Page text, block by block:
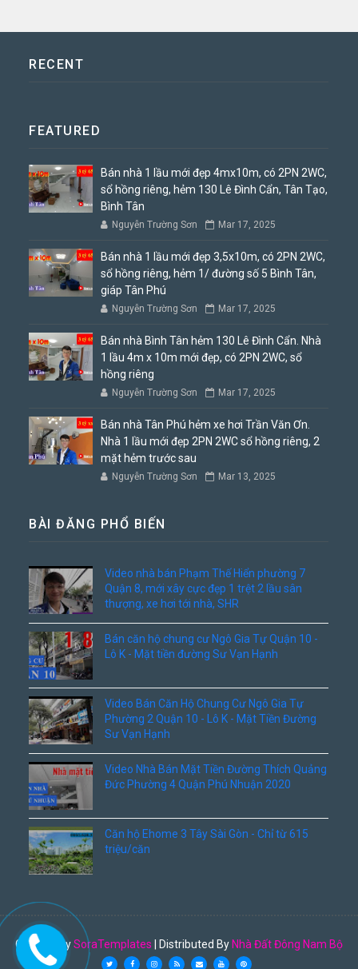
RECENT
FEATURED
Bán nhà 1 lầu mới đẹp 4mx10m, có 2PN 2WC,
sổ hồng riêng, hẻm 130 Lê Đình Cẩn, Tân Tạo,
Bình Tân
Nguyễn Trường Sơn Mar 17, 2025
Bán nhà 1 lầu mới đẹp 3,5x10m, có 2PN 2WC,
sổ hồng riêng, hẻm 1/ đường số 5 Bình Tân,
giáp Tân Phú
Nguyễn Trường Sơn Mar 17, 2025
Bán nhà Bình Tân hẻm 130 Lê Đình Cẩn. Nhà
1 lầu 4m x 10m mới đẹp, có 2PN 2WC, sổ
hồng riêng
Nguyễn Trường Sơn Mar 17, 2025
Bán nhà Tân Phú hẻm xe hơi Trần Văn Ơn.
Nhà 1 lầu mới đẹp 2PN 2WC sổ hồng riêng, 2
mặt hẻm trước sau
Nguyễn Trường Sơn Mar 13, 2025
BÀI ĐĂNG PHỔ BIẾN
Video nhà bán Phạm Thế Hiển phường 7
Quận 8, mới xây cực đẹp 1 trệt 2 lầu sân
thượng, xe hơi tới nhà, SHR
Bán căn hộ chung cư Ngô Gia Tự Quận 10 -
Lô K - Mặt tiền đường Sư Vạn Hạnh
Video Bán Căn Hộ Chung Cư Ngô Gia Tự
Phường 2 Quận 10 - Lô K - Mặt Tiền Đường
Sư Vạn Hạnh
Video Nhà Bán Mặt Tiền Đường Thích Quảng
Đức Phường 4 Quận Phú Nhuận 2020
Căn hộ Ehome 3 Tây Sài Gòn - Chỉ từ 615
triệu/căn
Created BySoraTemplates | Distributed By Nhà Đất Đông Nam Bộ